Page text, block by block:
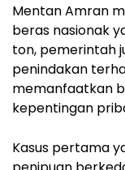
Mentan Amran
beras nasionak
ton, pemerintah
penindakan
memanfaatkan
kepentingan
Kasus pertama